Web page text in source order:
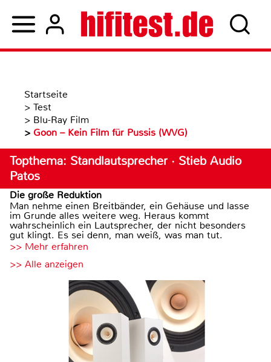
Startseite
> Test
> Blu-Ray Film
> Goon – Kein Film für Pussis (WVG)
Topthema: Standlautsprecher · Stieb Audio
Patos
Die große Reduktion
Man nehme einen Breitbänder, ein Gehäuse und lasse
im Grunde alles weitere weg. Heraus kommt
wahrscheinlich ein Lautsprecher, der nicht besonders
gut klingt. Es sei denn, man weiß, was man tut.
>> Mehr erfahren
>> Alle anzeigen